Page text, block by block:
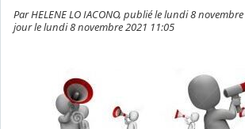
Par HELENE LO IACONO, publié le lundi 8
jour le lundi 8 novembre 2021 11:05